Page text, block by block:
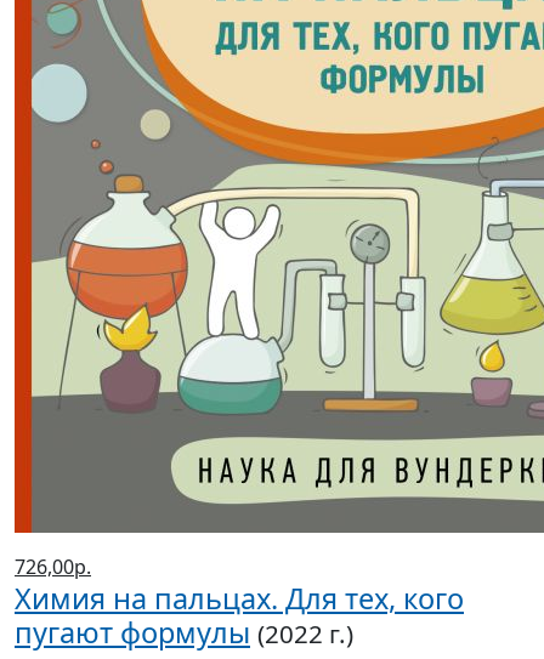
726,00р.
Химия на пальцах. Для тех, кого
пугают формулы (2022 г.)